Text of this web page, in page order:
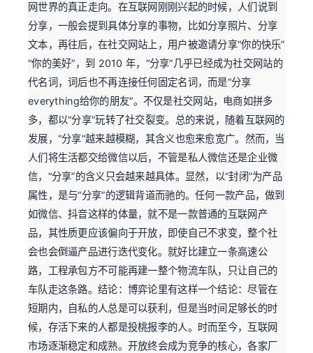
网世界的真正走向。在互联网刚刚兴起的时候，人们说到
分享，一般会提到具体分享的事物，比如分享照片、分享
文本，再往后，在社交网站上，用户被邀请分享“你的快乐”
“你的美好”，到 2010 年，“分享”几乎已经成为社交网站的
代名词，词后也不再连接任何固定名词，而是“分享
everything给你的朋友”。不仅是社交网站，电商如拼多
多，都以“分享”玩转了社交裂变。总的来说，随着互联网的
发展，“分享”越来越模糊，其含义也愈来愈宽广。然而，当
人们将生活都交给微信以后，不管是私人微信还是企业微
信，“分享”的含义只会越来越具体。显然，以“封闭”为产品
属性，是与“分享”的逻辑背道而驰的。任何一款产品，做到
如微信、抖音这样的体量，就不是一款普通的互联网产
品，其性质更应该偏向于开放，即使自己不求变，整个社
会也会倒逼产品进行迭代变化。就好比建立一条高速公
路，工程承包方不可能再建一整个物流车队，只让自己的
车队走这条路。结论：博弈论里有这样一个结论：尽管在
短期内，自私的人总是可以获利，但是当时间足够长的时
候，存活下来的人都是投桃报李的人。时而至今，互联网
市场逐渐稳定和成熟。开放终会成为竞争的核心，各家厂